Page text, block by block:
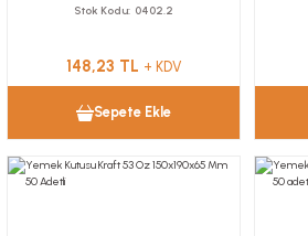
Stok Kodu 0402.2
148,23 TL + KDV
Sepete Ekle